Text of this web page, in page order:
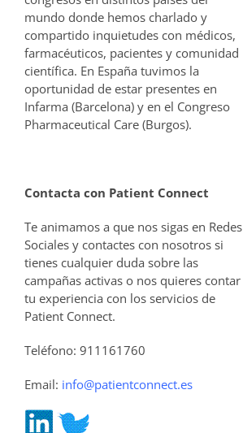
mundo donde hemos charlado y
compartido inquietudes con médicos,
farmacéuticos, pacientes y comunidad
científica. En España tuvimos la
oportunidad de estar presentes en
Infarma (Barcelona) y en el Congreso
Pharmaceutical Care (Burgos).
Contacta con Patient Connect
Te animamos a que nos sigas en Redes
Sociales y contactes con nosotros si
tienes cualquier duda sobre las
campañas activas o nos quieres contar
tu experiencia con los servicios de
Patient Connect.
Teléfono: 911161760
Email: info@patientconnect.es